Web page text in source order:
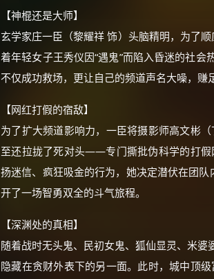
【神棍还是大师】
玄学家庄一臣（黎耀祥 饰）头脑精明，为了
着年轻女子王秀仪因“遇鬼”而陷入昏迷的社
不仅成功救场，更让自己的频道声名大噪，赚
【网红打假的宿敌】
为了扩大频道影响力，一臣将摄影师高文彬
至还拉拢了死对头——专门撕批伪科学的打假
扬迷信、疯狂吸金的行为，她决定潜伏在团
开了一场智勇双全的斗气旅程。
【深渊处的真相】
随着战时无头鬼、民初女鬼、狐仙显灵、米
隐藏在贪财外表下的另一面。此时，城中顶